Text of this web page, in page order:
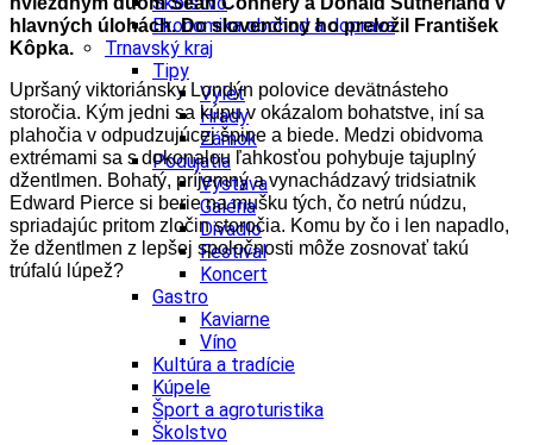
Ekonomika obchod a doprava
Trnavský kraj
Tipy
Výlet
Hrady
Zámok
Podujatia
Výstava
Galéria
Divadlo
Festival
Koncert
Gastro
Kaviarne
Víno
Kultúra a tradície
Kúpele
Šport a agroturistika
Školstvo
hlavných úlohách. Do slovenčiny ho preložil František
Kôpka.
Upršaný viktoriánsky Londýn polovice devätnásteho
storočia. Kým jedni sa kúpu v okázalom bohatstve, iní sa
plahočia v odpudzujúcej špine a biede. Medzi obidvoma
extrémami sa s dokonalou ľahkosťou pohybuje tajuplný
džentlmen. Bohatý, príjemný a vynachádzavý tridsiatnik
Edward Pierce si berie na mušku tých, čo netrú núdzu,
spriadajúc pritom zločin storočia. Komu by čo i len napadlo,
že džentlmen z lepšej spoločnosti môže zosnovať takú
trúfalú lúpež?